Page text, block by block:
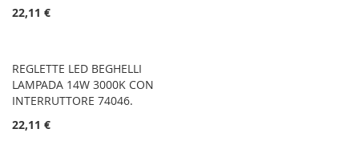
22,11 €
REGLETTE LED BEGHELLI
LAMPADA 14W 3000K CON
INTERRUTTORE 74046.
22,11 €